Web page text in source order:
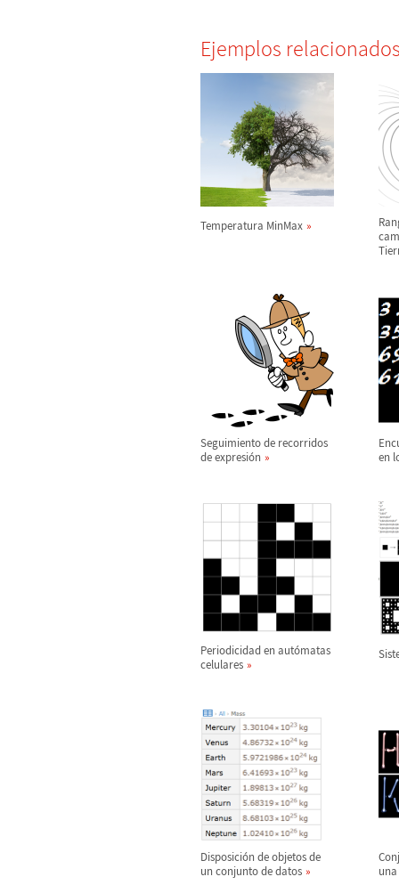
Ejemplos
Temperatura MinMax
Seguimiento de recorridos
de expresión
en
Periodicidad en autómatas
celulares
Disposición de objetos de
un conjunto de datos